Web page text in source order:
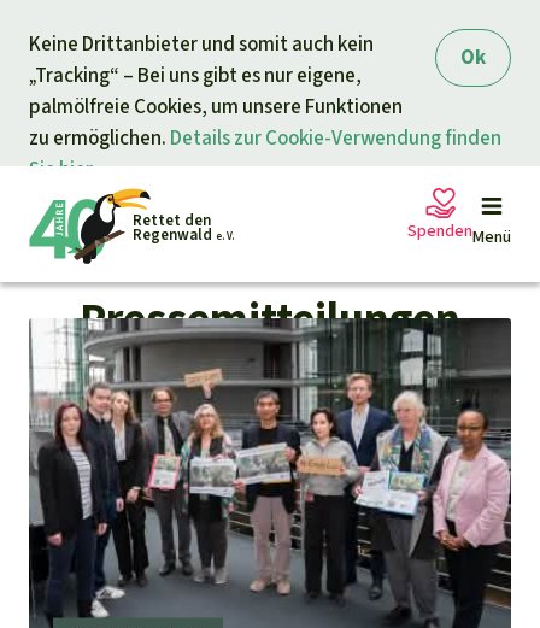
Ok
Keine Drittanbieter und somit auch kein
„Tracking“ – Bei uns gibt es nur eigene,
palmölfreie Cookies, um unsere Funktionen
zu ermöglichen. Details zur Cookie-Verwendung finden
Sie hier.
Rettet den
Regenwald e. V. Menü
Petitionen
Projekte
Informieren
Aktuelles
Erfolge
Unsere Themen
Erfolge
Spenden
Ihre Spende hilft
Allgemeine Spende
Dringender Spendenaufruf
Regenwald-Urkunden
Fragen & Antworten
Pressemitteilungen